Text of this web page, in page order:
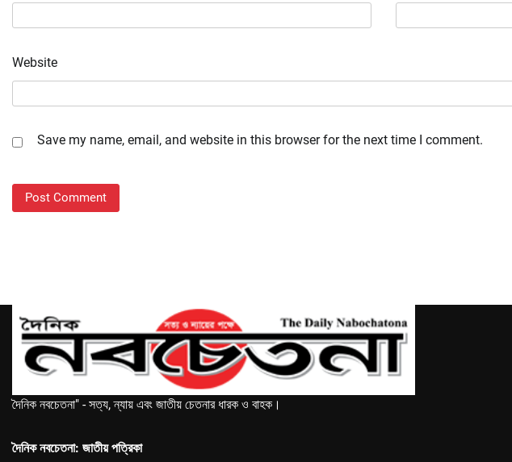
Website
Save my name, email, and website in this browser for the next time I comment.
দৈনিক নবচেতনা" - সত্য, ন্যায় এবং জাতীয় চেতনার ধারক ও বাহক।
দৈনিক নবচেতনা: জাতীয় পত্রিকা